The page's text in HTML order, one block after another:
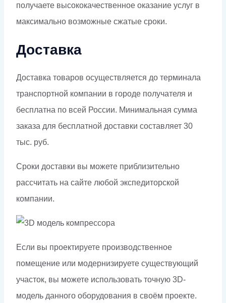
получаете высококачественное оказание услуг в
максимально возможные сжатые сроки.
Доставка
Доставка товаров осуществляется до терминала
транспортной компании в городе получателя и
бесплатна по всей России. Минимальная сумма
заказа для бесплатной доставки составляет 30
тыс. руб.
Сроки доставки вы можете приблизительно
рассчитать на сайте любой экспедиторской
компании.
Если вы проектируете производственное
помещение или модернизируете существующий
участок, вы можете использовать точную 3D-
модель данного оборудования в своём проекте.